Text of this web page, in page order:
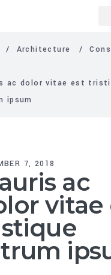
/ Architecture /
ac dolor vitae est
ipsum
7, 2018
ac
vitae